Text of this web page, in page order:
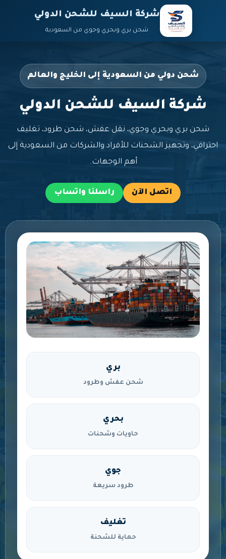
شركة السيف للشحن الدولي
شحن بري وبحري وجوي من السعودية
شحن دولي من السعودية إلى الخليج والعالم
شركة السيف للشحن الدولي
شحن بري وبحري وجوي، نقل عفش، شحن طرود، تغليف
احترافي، وتجهيز الشحنات للأفراد والشركات من السعودية إلى
أهم الوجهات.
اتصل الآن راسلنا واتساب
بري
شحن عفش وطرود
بحري
حاويات وشحنات
جوي
طرود سريعة
تغليف
حماية للشحنة